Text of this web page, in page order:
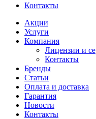
Контакты
Акции
Услуги
Компания
Лицензии и
Контакты
Бренды
Статьи
Оплата и доставка
Гарантия
Новости
Контакты